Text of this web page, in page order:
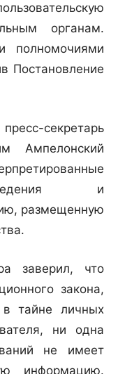
органам.
полномочиями
Постановление
секретарь
Ампелонский
и
размещенную
заверил, что
закона,
в тайне личных
ни одна
не имеет
информацию.